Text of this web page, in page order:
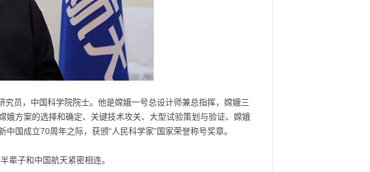
员，中国科学院院士。他是嫦娥一号总设计师兼总指挥，嫦娥三
方案的选择和确定、关键技术攻关、大型试验策划与验证、嫦娥
国成立70周年之际，获颁“人民科学家”国家荣誉称号奖章。
辈子和中国航天紧密相连。